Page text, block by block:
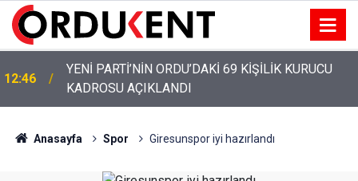
12:46
YENİ PARTİ’NİN ORDU’DAKİ 69 KİŞİLİK KURUCU
12:22
YENİ PARTİ ALTINORDU’DA KURUCU YÖNETİMİNİ
AÇIKLADI
Anasayfa Spor Giresunspor iyi hazırlandı